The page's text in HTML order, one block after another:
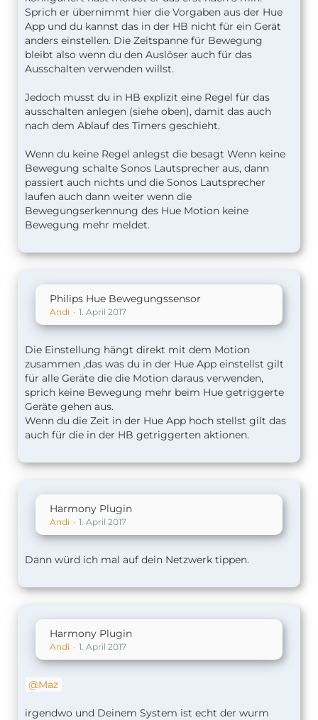
Sprich er übernimmt hier die Vorgaben aus der Hue
App und du kannst das in der HB nicht für ein Gerät
anders einstellen. Die Zeitspanne für Bewegung
bleibt also wenn du den Auslöser auch für das
Ausschalten verwenden willst.
Jedoch musst du in HB explizit eine Regel für das
ausschalten anlegen (siehe oben), damit das auch
nach dem Ablauf des Timers geschieht.
Wenn du keine Regel anlegst die besagt Wenn keine
Bewegung schalte Sonos Lautsprecher aus, dann
passiert auch nichts und die Sonos Lautsprecher
laufen auch dann weiter wenn die
Bewegungserkennung des Hue Motion keine
Bewegung mehr meldet.
Philips Hue Bewegungssensor
Andi 1. April 2017
Die Einstellung hängt direkt mit dem Motion
zusammen ,das was du in der Hue App einstellst gilt
für alle Geräte die die Motion daraus verwenden,
sprich keine Bewegung mehr beim Hue getriggerte
Geräte gehen aus.
Wenn du die Zeit in der Hue App hoch stellst gilt das
auch für die in der HB getriggerten aktionen.
Harmony Plugin
Andi 1. April 2017
Dann würd ich mal auf dein Netzwerk tippen.
Harmony Plugin
Andi 1. April 2017
Maz
irgendwo und Deinem System ist echt der wurm